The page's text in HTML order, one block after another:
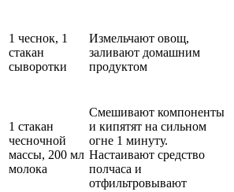
1 чеснок, 1
стакан
сыворотки
Измельчают овощ,
заливают домашним
продуктом
1 стакан
чесночной
массы, 200 мл
молока
Смешивают компоненты
и кипятят на сильном
огне 1 минуту.
Настаивают средство
полчаса и
отфильтровывают